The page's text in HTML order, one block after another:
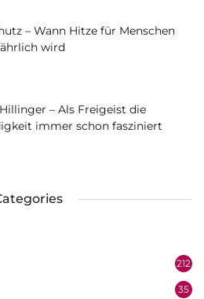
– Wann Hitze für Menschen
wird
– Als Freigeist die
immer schon fasziniert
212
35